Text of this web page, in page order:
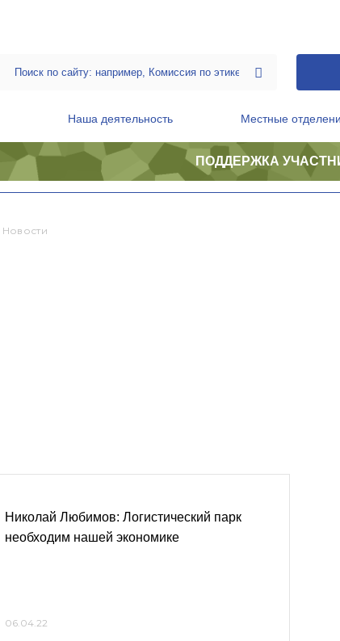
Наша деятельность Местные
ПОДДЕРЖКА
Новости
Николай Любимов: Логистический парк
необходим нашей экономике
06.04.22